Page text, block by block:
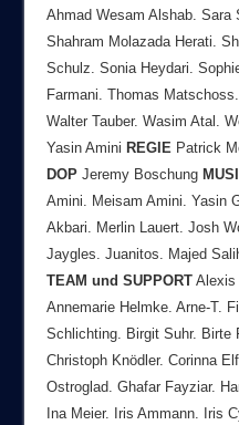
Ahmad Wesam Alshab. Sara
Shahram Molazada Herati.
Schulz. Sonia Heydari.
Farmani. Thomas
Walter Tauber. Wasim Atal.
Yasin Amini REGIE Patrick
DOP Jeremy Boschung
Amini. Meisam Amini. Yasin
Akbari. Merlin Lauert. Josh
Jaygles. Juanitos. Majed
TEAM und SUPPORT Alexis
Annemarie Helmke. Arne-T.
Schlichting. Birgit Suhr. Birte
Christoph Knödler. Corinna
Ostroglad. Ghafar Fayziar.
Ina Meier. Iris Ammann. Iris